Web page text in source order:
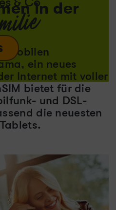
in der
mobilen
ein neues
Internet mit voller
bietet für die
und DSL-
die neuesten